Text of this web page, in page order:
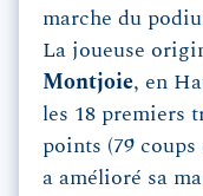
marche du
La joueuse
Montjoie, en
les 18 premiers
points (79 coups
a amélioré sa